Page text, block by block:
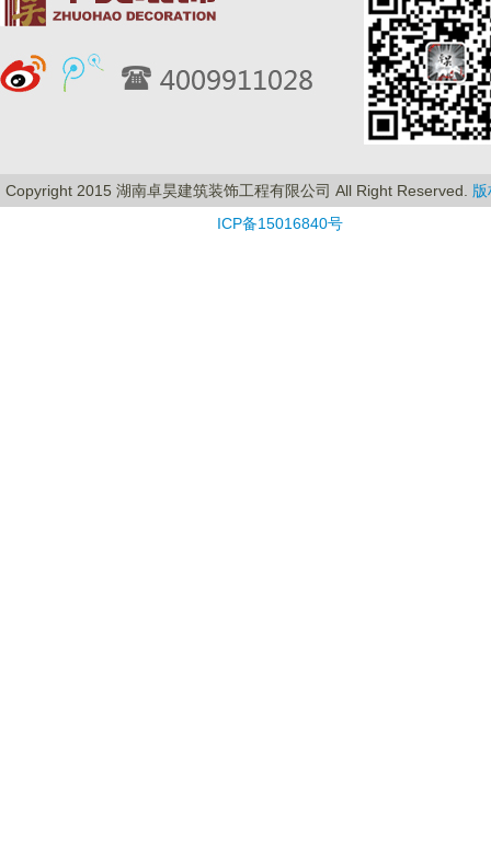
Copyright 2015 湖南卓昊建筑装饰工程有限公司 All Right Reserved.
ICP备15016840号